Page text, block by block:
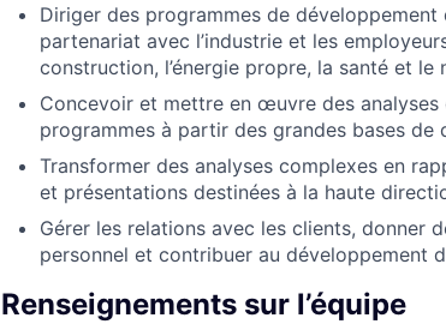
Diriger des programmes de
partenariat avec l’industrie et les
construction, l’énergie propre, la santé et le
Concevoir et mettre en œuvre des
programmes à partir des grandes bases de
Transformer des analyses complexes en
et présentations destinées à la haute
Gérer les relations avec les clients, donner
personnel et contribuer au développement
Renseignements sur l’équipe